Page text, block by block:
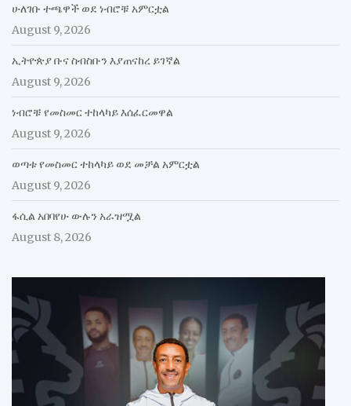
ሁለገቡ ተጫዋች ወደ ነብሮቹ አምርቷል
August 9, 2026
ኢትዮጵያ ቡና ስብስቡን እያጠናከረ ይገኛል
August 9, 2026
ነብሮቹ የመስመር ተከላካይ እሰፈርመዋል
August 9, 2026
ወጣቱ የመስመር ተከላካይ ወደ መቻል አምርቷል
August 9, 2026
ፋሲል አበባየሁ ውሉን አራዝሟል
August 8, 2026